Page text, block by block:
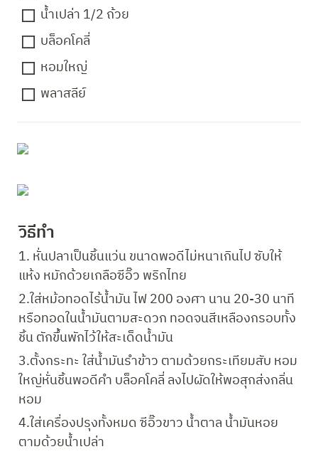
น้ำเปล่า 1/2 ถ้วย
บล็อคโคลี่
หอมใหญ่
พลาสลีย์
วิธีทำ
1. หั่นปลาเป็นชิ้นแว่น ขนาดพอดีไม่หนาเกินไป ซับให้
แห้ง หมักด้วยเกลือซีอิ๊ว พริกไทย
2.ใส่หม้อทอดไร้น้ำมัน ไฟ 200 องศา นาน 20-30 นาที
หรือทอดในน้ำมันตามสะดวก ทอดจนสีเหลืองกรอบทั้ง
ชิ้น ตักขึ้นพักไว้ให้สะเด็ดน้ำมัน
3.ตั้งกระทะ ใส่น้ำมันรำข้าว ตามด้วยกระเทียมสับ หอม
ใหญ่หั่นชิ้นพอดีคำ บล็อคโคลี่ ลงไปผัดให้พอสุกส่งกลิ่น
หอม
4.ใส่เครื่องปรุงทั้งหมด ซีอิ๊วขาว น้ำตาล น้ำมันหอย
ตามด้วยน้ำเปล่า